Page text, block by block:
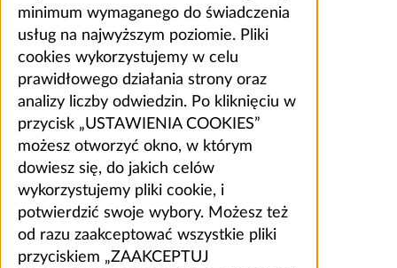
minimum wymaganego do świadczenia
usług na najwyższym poziomie. Pliki
cookies wykorzystujemy w celu
prawidłowego działania strony oraz
analizy liczby odwiedzin. Po kliknięciu w
przycisk „USTAWIENIA COOKIES”
możesz otworzyć okno, w którym
dowiesz się, do jakich celów
wykorzystujemy pliki cookie, i
potwierdzić swoje wybory. Możesz też
od razu zaakceptować wszystkie pliki
przyciskiem „ZAAKCEPTUJ